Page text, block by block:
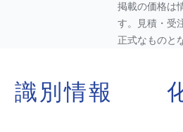
掲載の価格は
す。見積・受
正式なものと
識別情報